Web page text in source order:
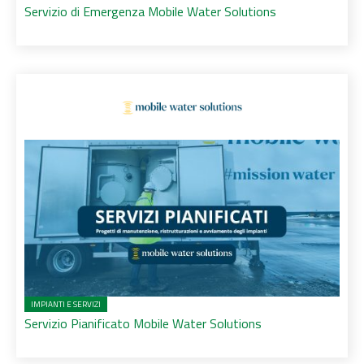
Servizio di Emergenza Mobile Water Solutions
IMPIANTI E SERVIZI
Servizio Pianificato Mobile Water Solutions